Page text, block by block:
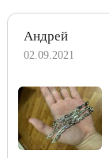
Андрей
02.09.2021